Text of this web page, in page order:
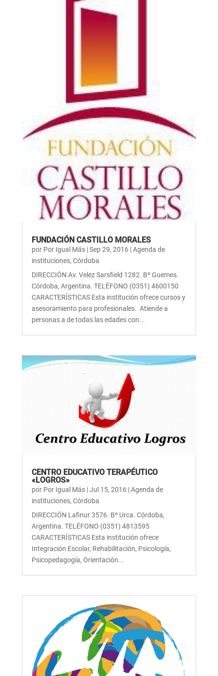
FUNDACIÓN CASTILLO MORALES
por Por Igual Más|Sep 29, 2016 |Agenda de
instituciones, Córdoba
DIRECCIÓN Av. Velez Sarsfield 1282. Bº Guemes.
Córdoba, Argentina. TELÉFONO (0351) 4600150
CARACTERÍSTICAS Esta institución ofrece cursos y
asesoramiento para profesionales. Atiende a
personas a de todas las edades con...
CENTRO EDUCATIVO TERAPÉUTICO
«LOGROS»
por Por Igual Más|Jul 15, 2016 |Agenda de
instituciones, Córdoba
DIRECCIÓN Lafinur 3576. Bº Urca. Córdoba,
Argentina. TELÉFONO (0351) 4813595
CARACTERÍSTICAS Esta institución ofrece
Integración Escolar, Rehabilitación, Psicología,
Psicopedagogía, Orientación...